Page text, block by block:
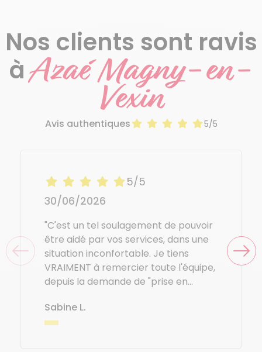
Nos clients sont ravis
àAzaé Magny-en-
Vexin
Avis authentiques 5/5
5/5
30/06/2026
"C'est un tel soulagement de pouvoir
être aidé par vos services, dans une
situation inconfortable. Je tiens
VRAIMENT à remercier toute l'équipe,
depuis la demande de "prise en
ménagères" pour leur efficacité et
leur gentillesse."
Sabine L.